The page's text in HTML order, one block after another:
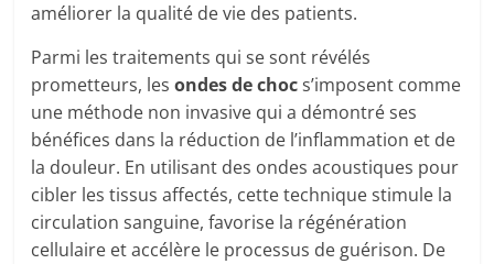
améliorer la qualité de vie des patients.
Parmi les traitements qui se sont révélés
prometteurs, lesondes de chocs’imposent comme
une méthode non invasive qui a démontré ses
bénéfices dans la réduction de l’inflammation et de
la douleur. En utilisant des ondes acoustiques pour
cibler les tissus affectés, cette technique stimule la
circulation sanguine, favorise la régénération
cellulaire et accélère le processus de guérison. De